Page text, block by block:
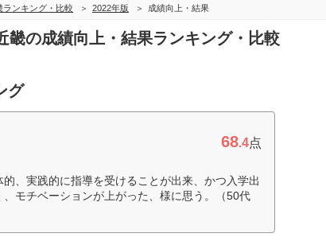
ランキング・比較 2022年版 成績向上・結果
畿の成績向上・結果ランキング・比較
グ
68.4点
、実践的に指導を受けることが出来、かつ入学出
モチベーションが上がった、様に思う。（50代